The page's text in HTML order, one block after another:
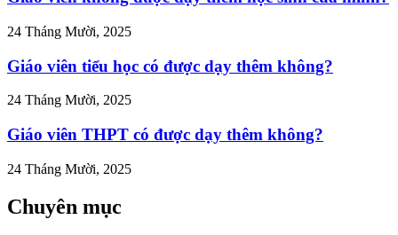
24 Tháng Mười, 2025
Giáo viên tiểu học có được dạy thêm không?
24 Tháng Mười, 2025
Giáo viên THPT có được dạy thêm không?
24 Tháng Mười, 2025
Chuyên mục